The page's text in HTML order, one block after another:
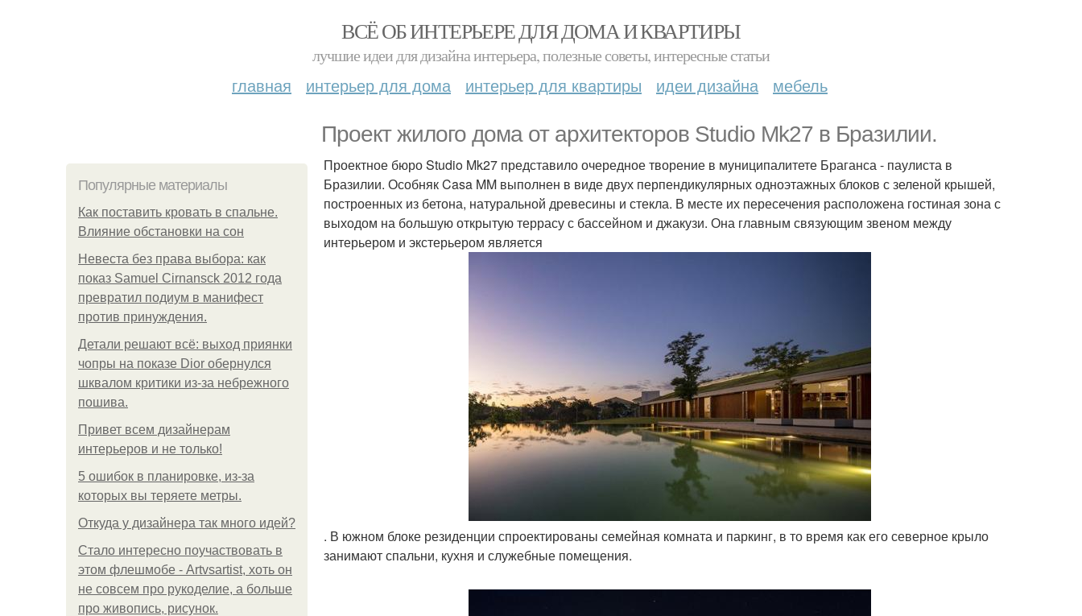
ВСЁ ОБ ИНТЕРЬЕРЕ ДЛЯ ДОМА И КВАРТИРЫ
лучшие идеи для дизайна интерьера, полезные советы, интересные статьи
главная интерьер для дома интерьер для квартиры идеи дизайна мебель
Проект жилого дома от архитекторов Studio Mk27 в Бразилии.
Популярные материалы
Как поставить кровать в спальне.
Влияние обстановки на сон
Невеста без права выбора: как
показ Samuel Cirnansck 2012 года
превратил подиум в манифест
против принуждения.
Детали решают всё: выход приянки
чопры на показе Dior обернулся
шквалом критики из-за небрежного
пошива.
Привет всем дизайнерам
интерьеров и не только!
5 ошибок в планировке, из-за
которых вы теряете метры.
Откуда у дизайнера так много идей?
Стало интересно поучаствовать в
этом флешмобе - Artvsartist, хоть он
не совсем про рукоделие, а больше
про живопись, рисунок.
Проектное бюро Studio Mk27 представило очередное творение в муниципалитете Браганса - паулиста в
Бразилии. Особняк Casa MM выполнен в виде двух перпендикулярных одноэтажных блоков с зеленой крышей,
построенных из бетона, натуральной древесины и стекла. В месте их пересечения расположена гостиная зона с
выходом на большую открытую террасу с бассейном и джакузи. Она главным связующим звеном между
интерьером и экстерьером является
. В южном блоке резиденции спроектированы семейная комната и паркинг, в то время как его северное крыло
занимают спальни, кухня и служебные помещения.